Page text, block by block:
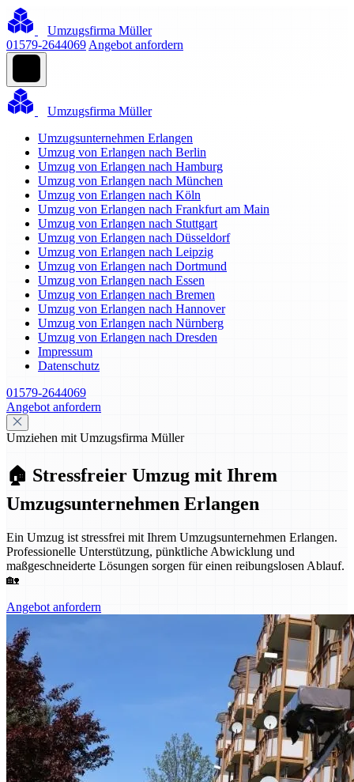
Umzugsfirma Müller
01579-2644069 Angebot anfordern
Umzugsfirma Müller
Umzugsunternehmen Erlangen
Umzug von Erlangen nach Berlin
Umzug von Erlangen nach Hamburg
Umzug von Erlangen nach München
Umzug von Erlangen nach Köln
Umzug von Erlangen nach Frankfurt am Main
Umzug von Erlangen nach Stuttgart
Umzug von Erlangen nach Düsseldorf
Umzug von Erlangen nach Leipzig
Umzug von Erlangen nach Dortmund
Umzug von Erlangen nach Essen
Umzug von Erlangen nach Bremen
Umzug von Erlangen nach Hannover
Umzug von Erlangen nach Nürnberg
Umzug von Erlangen nach Dresden
Impressum
Datenschutz
01579-2644069
Angebot anfordern
Umziehen mit Umzugsfirma Müller
🏠 Stressfreier Umzug mit Ihrem
Umzugsunternehmen Erlangen
Ein Umzug ist stressfrei mit Ihrem Umzugsunternehmen Erlangen.
Professionelle Unterstützung, pünktliche Abwicklung und
maßgeschneiderte Lösungen sorgen für einen reibungslosen Ablauf.
🏡
Angebot anfordern